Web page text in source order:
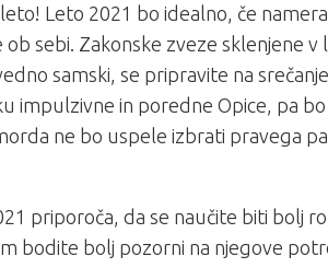
Leto 2021 bo idealno, če
sebi. Zakonske zveze sklenjene v
samski, se pripravite na
impulzivne in poredne Opice, pa
ne bo uspele izbrati pravega
priporoča, da se naučite biti bolj
bodite bolj pozorni na njegove